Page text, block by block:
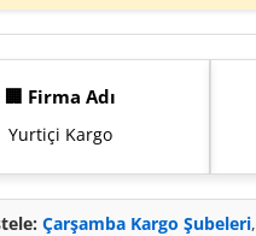
🏢 Firma Adı
Yurtiçi Kargo
Çarşamba Kargo Şubeleri,